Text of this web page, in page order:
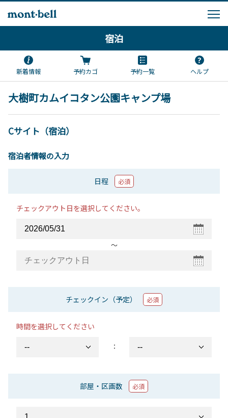
宿泊
新着情報 予約カゴ 予約一覧 ヘルプ
大樹町カムイコタン公園キャンプ場
Cサイト（宿泊）
宿泊者情報の入力
日程 必須
チェックアウト日を選択してください。
〜
チェックイン（予定） 必須
時間を選択してください
：
部屋・区画数 必須